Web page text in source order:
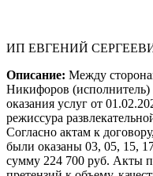
ИП ЕВГЕНИЙ
Описание: Между
Никифоров (исполнитель)
оказания услуг от
режиссура
Согласно актам к
были оказаны 03, 05, 15,
сумму 224 700 руб. Акты